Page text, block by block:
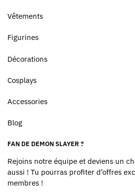
Vêtements
Figurines
Décorations
Cosplays
Accessories
Blog
FAN DE DEMON SLAYER ?
Rejoins notre équipe et deviens un
aussi ! Tu pourras profiter d’offres
membres !